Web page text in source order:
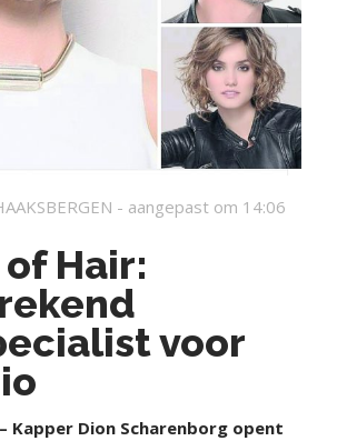
- aangepast om 14:06
Hair:
voor
– Kapper Dion Scharenborg opent